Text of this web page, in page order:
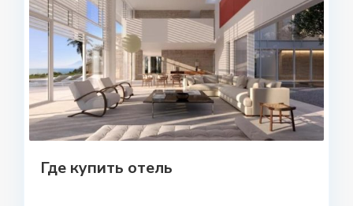
Где купить отель